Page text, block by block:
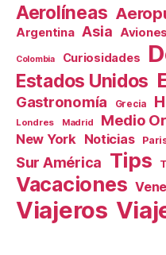
Aerolíneas
Argentina Asia Aviones
Colombia Curiosidades
Estados Unidos
Gastronomía
Grecia
Londres Madrid Medio
New York Noticias
Sur América Tips
Vacaciones
Viajeros